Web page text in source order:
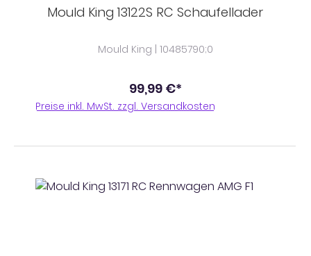
Mould King 13122S RC Schaufellader
Mould King | 10485790;0
99,99 €*
Preise inkl. MwSt. zzgl. Versandkosten